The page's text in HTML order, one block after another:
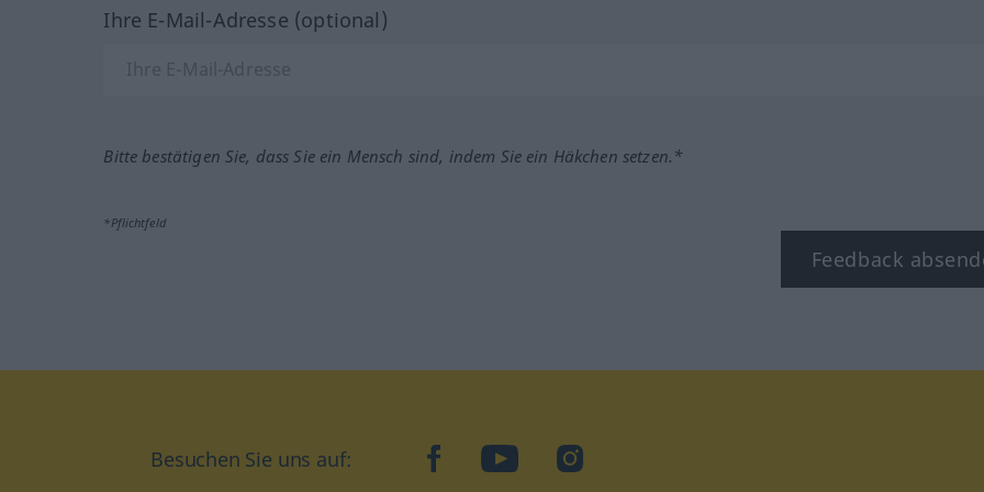
Ihre E-Mail-Adresse (optional)
Bitte bestätigen Sie, dass Sie ein Mensch sind, indem Sie ein Häkchen setzen.*
*Pflichtfeld
Feedback
Besuchen Sie uns auf: facebookYouTubeInstagram